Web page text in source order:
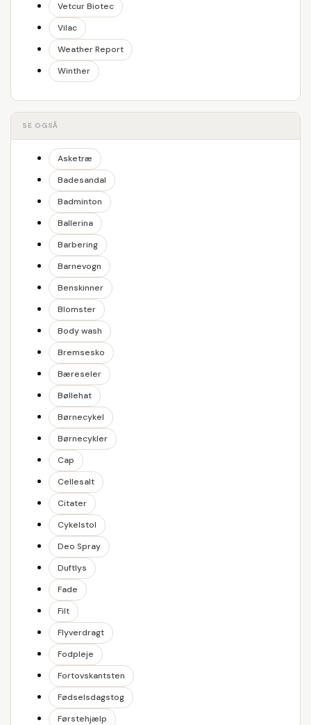
Vetcur Biotec
Vilac
Weather Report
Winther
SE OGSÅ
Asketræ
Badesandal
Badminton
Ballerina
Barbering
Barnevogn
Benskinner
Blomster
Body wash
Bremsesko
Bæreseler
Bøllehat
Børnecykel
Børnecykler
Cap
Cellesalt
Citater
Cykelstol
Deo Spray
Duftlys
Fade
Filt
Flyverdragt
Fodpleje
Fortovskantsten
Fødselsdagstog
Førstehjælp